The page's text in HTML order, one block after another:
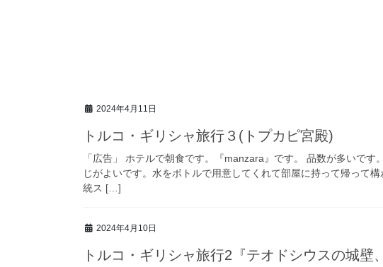
2024年4月11日
トルコ・ギリシャ旅行３(トプカピ宮殿)
「広告」 ホテルで朝食です。『manzara』です。 品数が多いで
じがよいです。水をボトルで用意してくれて部屋に持って帰って
統ス […]
2024年4月10日
トルコ・ギリシャ旅行2『テオドシウスの城壁